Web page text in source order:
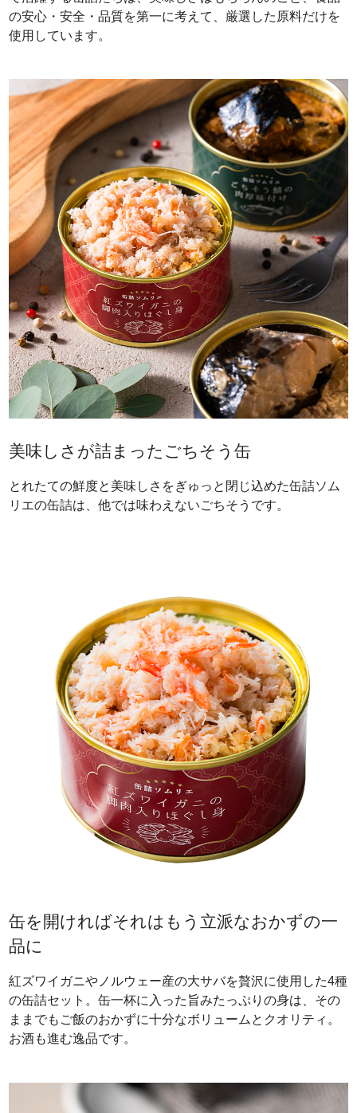
の安心・安全・品質を第一に考えて、厳選した原料だけを
使用しています。
美味しさが詰まったごちそう缶
とれたての鮮度と美味しさをぎゅっと閉じ込めた缶詰ソム
リエの缶詰は、他では味わえないごちそうです。
缶を開ければそれはもう立派なおかずの一
品に
紅ズワイガニやノルウェー産の大サバを贅沢に使用した4種
の缶詰セット。缶一杯に入った旨みたっぷりの身は、その
ままでもご飯のおかずに十分なボリュームとクオリティ。
お酒も進む逸品です。